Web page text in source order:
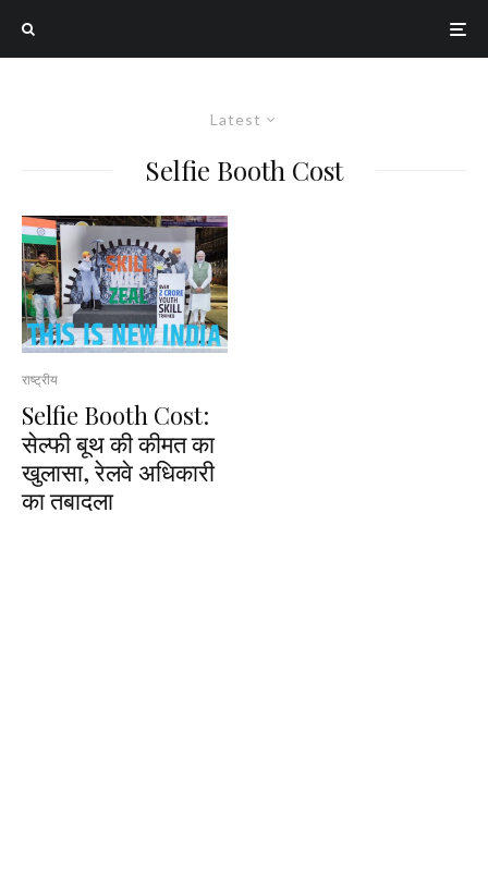
Latest
Selfie Booth Cost
राष्ट्रीय
Selfie Booth Cost:
सेल्फी बूथ की कीमत का
खुलासा, रेलवे अधिकारी
का तबादला